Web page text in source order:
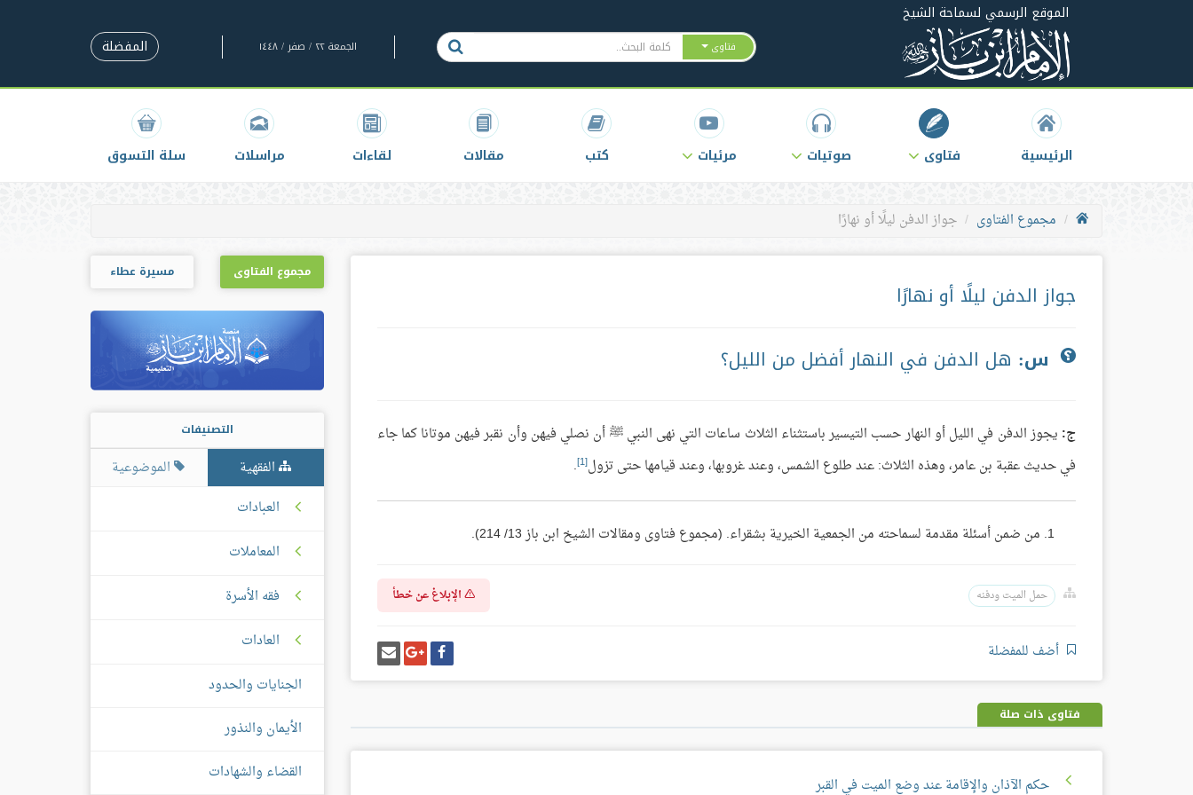
الموقع الرسمي لسماحة الشيخ
فتاوى الجمعة ٢٢ / صفر / ١٤٤٨ المفضلة
الرئيسية فتاوى صوتيات مرئيات كتب مقالات لقاءات مراسلات سلة التسوق
مجموع الفتاوى جواز الدفن ليلًا أو نهارًا
جواز الدفن ليلًا أو نهارًا
س: هل الدفن في النهار أفضل من الليل؟
ج: يجوز الدفن في الليل أو النهار حسب التيسير باستثناء الثلاث ساعات التي نهى النبي ﷺ أن نصلي فيهن وأن نقبر فيهن موتانا كما جاء
في حديث عقبة بن عامر، وهذه الثلاث: عند طلوع الشمس، وعند غروبها، وعند قيامها حتى تزول[1]
.
من ضمن أسئلة مقدمة لسماحته من الجمعية الخيرية بشقراء. (مجموع فتاوى ومقالات الشيخ ابن باز 13/ 214).
حمل الميت ودفنه الإبلاغ عن خطأ
أضف للمفضلة شارك
على
فيسبوك
شارك
على
غوغل
بلس
إرسل
إيميل
فتاوى ذات صلة
حكم الآذان والإقامة عند وضع الميت في القبر
مجموع الفتاوى مسيرة عطاء
التصنيفات
الفقهية
الموضوعية
العبادات
المعاملات
فقه الأسرة
العادات
الجنايات والحدود
الأيمان والنذور
القضاء والشهادات